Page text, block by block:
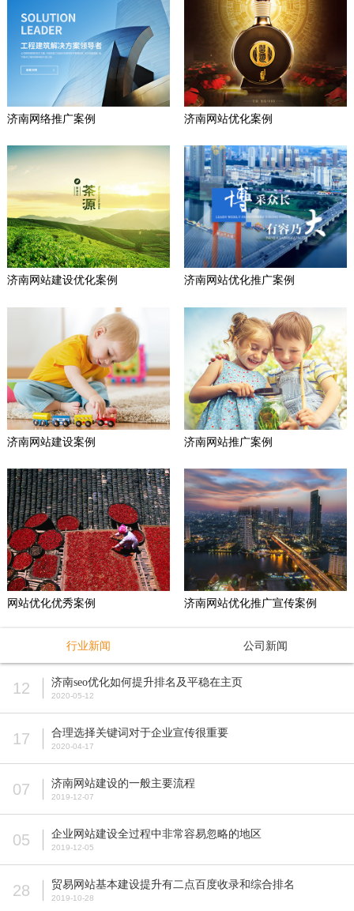
济南网络推广案例 济南网站优化案例
济南网站建设优化案例 济南网站优化推广案例
济南网站建设案例 济南网站推广案例
网站优化优秀案例 济南网站优化推广宣传案例
行业新闻 公司新闻
12 济南seo优化如何提升排名及平稳在主页
2020-05-12
17 合理选择关键词对于企业宣传很重要
2020-04-17
07 济南网站建设的一般主要流程
2019-12-07
05 企业网站建设全过程中非常容易忽略的地区
2019-12-05
28 贸易网站基本建设提升有二点百度收录和综合排名
2019-10-28